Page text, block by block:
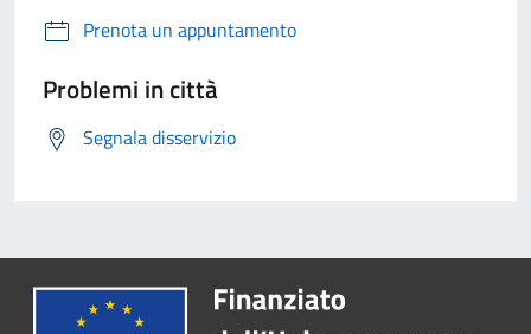
Prenota un appuntamento
Problemi in città
Segnala disservizio